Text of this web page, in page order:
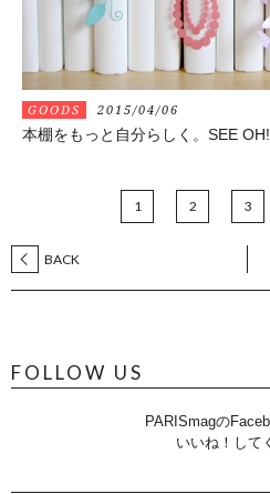
GOODS 2015/04/06
本棚をもっと自分らしく。SEE
BACK
1 2 3
FOLLOW US
PARISmagの
いいね！して